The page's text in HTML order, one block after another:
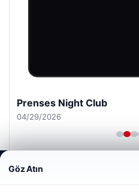
Prenses Night Club
04/29/2026
Web sitemizi nasıl kullandığınızı
deneyiminizi kişiselleştirmek ve
Göz Atın